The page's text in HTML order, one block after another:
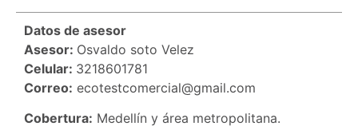
Datos de asesor
Asesor: Osvaldo soto Velez
Celular: 3218601781
Correo: ecotestcomercial@gmail.com
Cobertura: Medellín y área metropolitana.